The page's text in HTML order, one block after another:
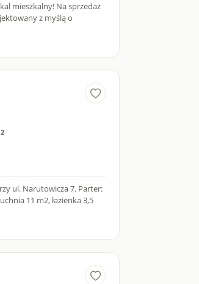
mieszkalny! Na sprzedaż
z myślą o
2
Narutowicza 7. Parter:
11 m2, łazienka 3,5